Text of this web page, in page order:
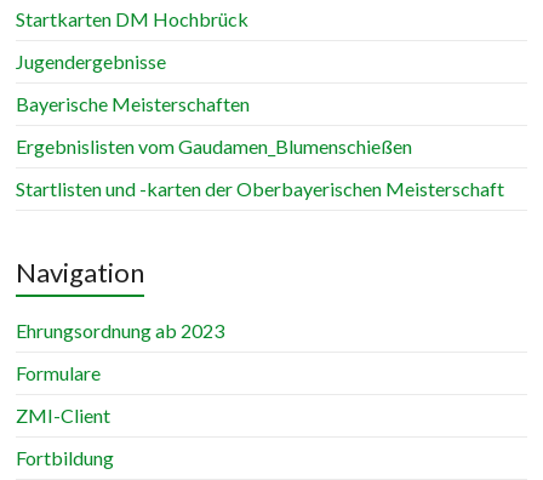
Startkarten DM Hochbrück
Jugendergebnisse
Bayerische Meisterschaften
Ergebnislisten vom Gaudamen_Blumenschießen
Startlisten und -karten der Oberbayerischen Meisterschaft
Navigation
Ehrungsordnung ab 2023
Formulare
ZMI-Client
Fortbildung